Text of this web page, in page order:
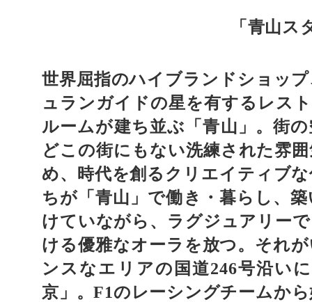
「青山
世界屈指のハイブランドショッ
ュランガイドの星を有するレス
ルームが建ち並ぶ「青山」。街
どこの街にもない洗練された雰
め、時代を創るクリエイティブ
ちが「青山」で働き・暮らし、
けていながら、ラグジュアリー
ける優雅なオーラを放つ。それ
ンスなエリアの国道246号沿い
京」。F1のレーシングチームか